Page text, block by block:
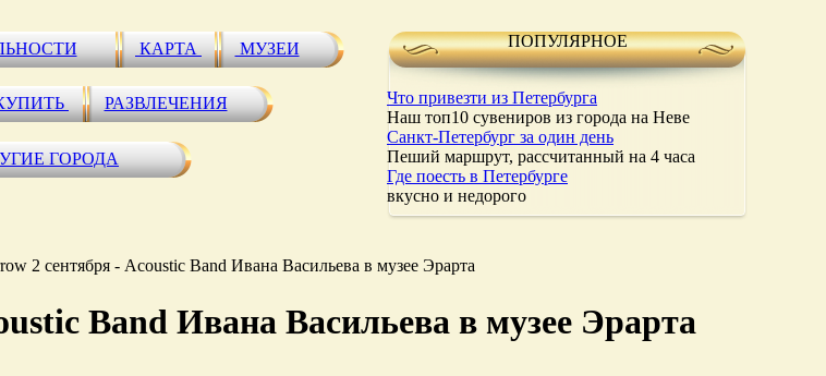
КАРТА МУЗЕИ
РАЗВЛЕЧЕНИЯ
ГОРОДА
ПОПУЛЯРНОЕ
Что привезти из Петербурга
Наш топ10 сувениров из города на Неве
Санкт-Петербург за один день
Пеший маршрут, рассчитанный на 4 часа
Где поесть в Петербурге
вкусно и недорого
2 сентября - Acoustic Band Ивана Васильева в музее Эрарта
Band Ивана Васильева в музее Эрарта